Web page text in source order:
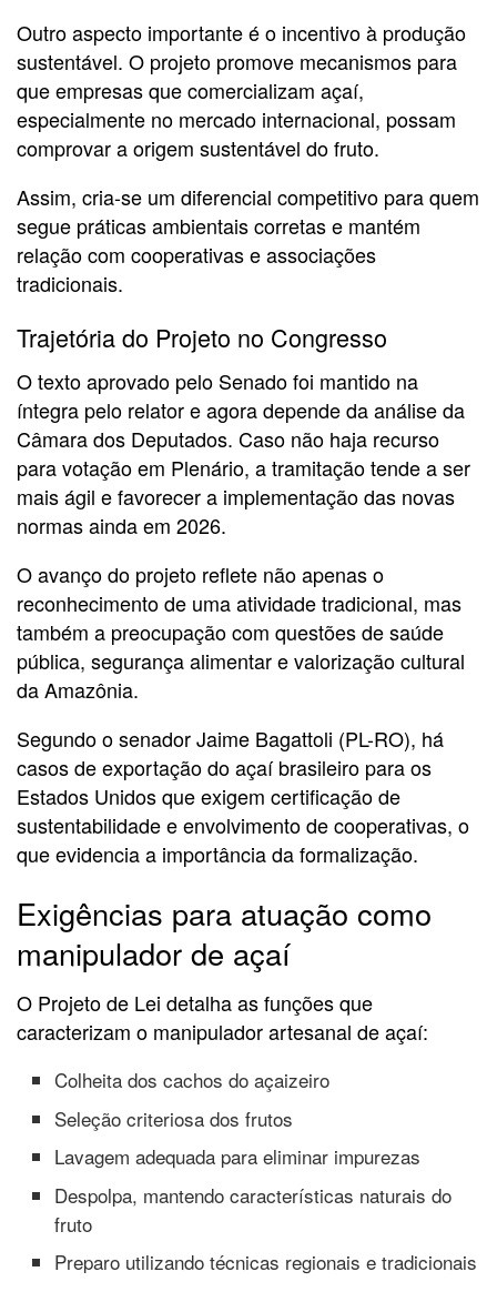
Outro aspecto importante é o incentivo à produção
sustentável. O projeto promove mecanismos para
que empresas que comercializam açaí,
especialmente no mercado internacional, possam
comprovar a origem sustentável do fruto.
Assim, cria-se um diferencial competitivo para quem
segue práticas ambientais corretas e mantém
relação com cooperativas e associações
tradicionais.
Trajetória do Projeto no Congresso
O texto aprovado pelo Senado foi mantido na
íntegra pelo relator e agora depende da análise da
Câmara dos Deputados. Caso não haja recurso
para votação em Plenário, a tramitação tende a ser
mais ágil e favorecer a implementação das novas
normas ainda em 2026.
O avanço do projeto reflete não apenas o
reconhecimento de uma atividade tradicional, mas
também a preocupação com questões de saúde
pública, segurança alimentar e valorização cultural
da Amazônia.
Segundo o senador Jaime Bagattoli (PL-RO), há
casos de exportação do açaí brasileiro para os
Estados Unidos que exigem certificação de
sustentabilidade e envolvimento de cooperativas, o
que evidencia a importância da formalização.
Exigências para atuação como
manipulador de açaí
O Projeto de Lei detalha as funções que
caracterizam o manipulador artesanal de açaí:
Colheita dos cachos do açaizeiro
Seleção criteriosa dos frutos
Lavagem adequada para eliminar impurezas
Despolpa, mantendo características naturais do
fruto
Preparo utilizando técnicas regionais e tradicionais